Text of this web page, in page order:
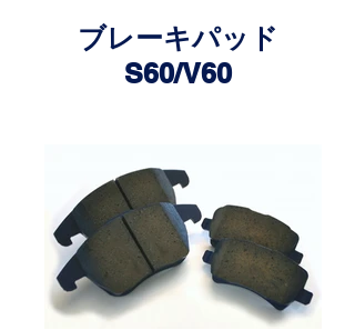
​ブレーキパッド
S60/V60